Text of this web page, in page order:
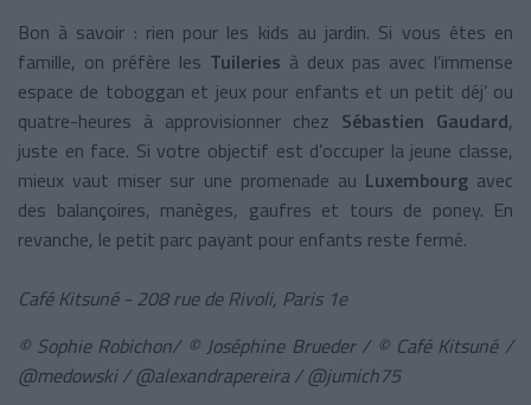
Bon à savoir : rien pour les kids au jardin. Si vous êtes en
famille, on préfère les Tuileries à deux pas avec l’immense
espace de toboggan et jeux pour enfants et un petit déj’ ou
quatre-heures à approvisionner chez Sébastien Gaudard,
juste en face. Si votre objectif est d’occuper la jeune classe,
mieux vaut miser sur une promenade au Luxembourg avec
des balançoires, manèges, gaufres et tours de poney. En
revanche, le petit parc payant pour enfants reste fermé.
Café Kitsuné - 208 rue de Rivoli, Paris 1e
© Sophie Robichon/ © Joséphine Brueder / © Café Kitsuné /
@medowski / @alexandrapereira / @jumich75